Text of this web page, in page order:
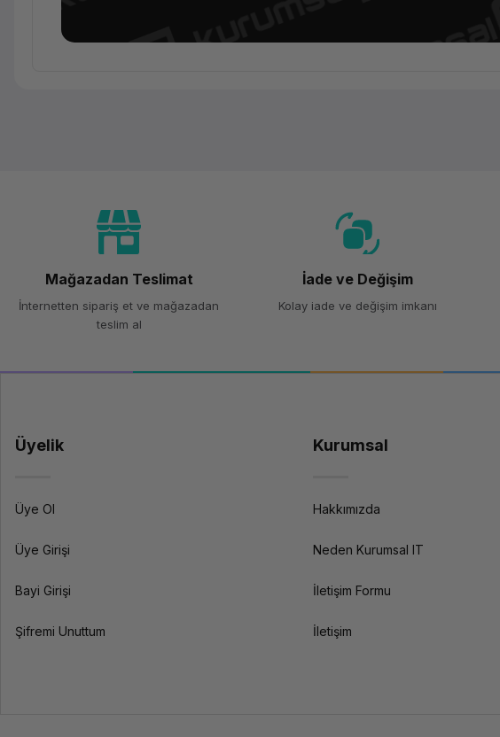
Model
Mağazadan Teslimat
İnternetten sipariş et ve mağazadan
teslim al
İade ve Değişim
Kolay iade ve değişim imkanı
Üyelik
Üye Ol
Üye Girişi
Bayi Girişi
Şifremi Unuttum
Kurumsal
Hakkımızda
Neden Kurumsal IT
İletişim Formu
İletişim